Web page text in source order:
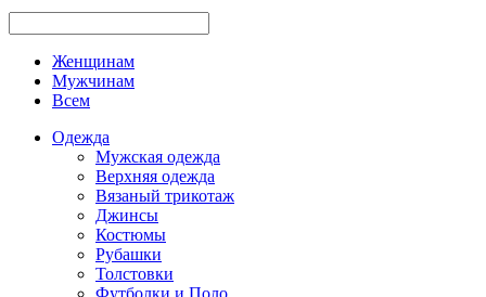
Женщинам
Мужчинам
Всем
Одежда
Мужская одежда
Верхняя одежда
Вязаный трикотаж
Джинсы
Костюмы
Рубашки
Толстовки
Футболки и Поло